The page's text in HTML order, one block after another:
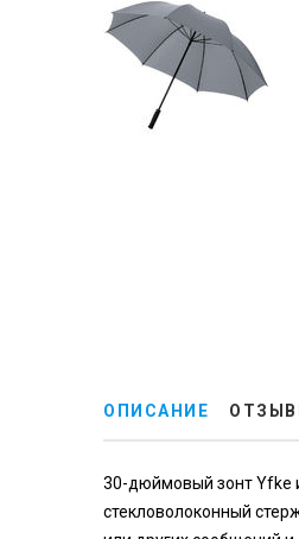
ОПИСАНИЕ
30-дюймовый зонт Yfke
стекловолоконный